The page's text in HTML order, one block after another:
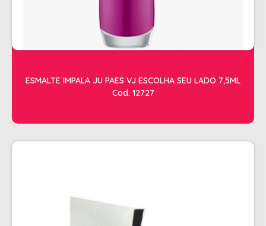
DESCARTAVEIS
LUVAS E SAPATILHAS C/CREME
ESTETICA
ESMALTE IMPALA JU PAES VJ ESCOLHA SEU LADO 7,5ML
Cod. 12727